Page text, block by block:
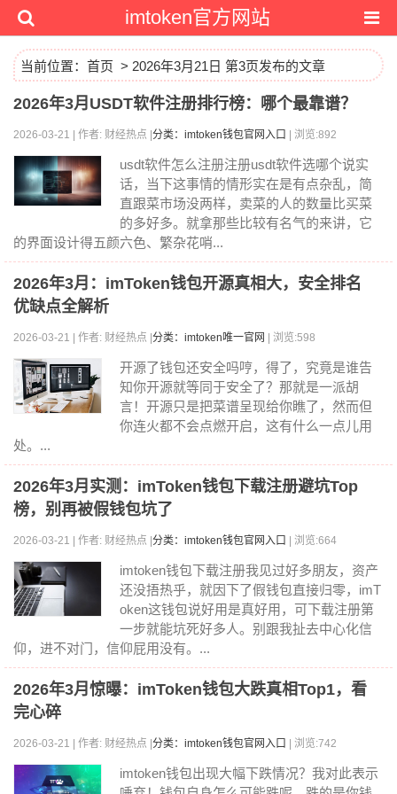
imtoken官方网站
当前位置： 首页 > 2026年3月21日 第3页发布的文章
2026年3月USDT软件注册排行榜：哪个最靠谱？
2026-03-21 | 作者: 财经热点 | 分类：imtoken钱包官网入口 | 浏览:892
usdt软件怎么注册注册usdt软件选哪个说实
话，当下这事情的情形实在是有点杂乱，简
直跟菜市场没两样，卖菜的人的数量比买菜
的多好多。就拿那些比较有名气的来讲，它
的界面设计得五颜六色、繁杂花哨...
2026年3月：imToken钱包开源真相大，安全排名
优缺点全解析
2026-03-21 | 作者: 财经热点 | 分类：imtoken唯一官网 | 浏览:598
开源了钱包还安全吗哼，得了，究竟是谁告
知你开源就等同于安全了？那就是一派胡
言！开源只是把菜谱呈现给你瞧了，然而但
你连火都不会点燃开启，这有什么一点儿用
处。...
2026年3月实测：imToken钱包下载注册避坑Top
榜，别再被假钱包坑了
2026-03-21 | 作者: 财经热点 | 分类：imtoken钱包官网入口 | 浏览:664
imtoken钱包下载注册我见过好多朋友，资产
还没捂热乎，就因下了假钱包直接归零，imT
oken这钱包说好用是真好用，可下载注册第
一步就能坑死好多人。别跟我扯去中心化信
仰，进不对门，信仰屁用没有。...
2026年3月惊曝：imToken钱包大跌真相Top1，看
完心碎
2026-03-21 | 作者: 财经热点 | 分类：imtoken钱包官网入口 | 浏览:742
imtoken钱包出现大幅下跌情况？我对此表示